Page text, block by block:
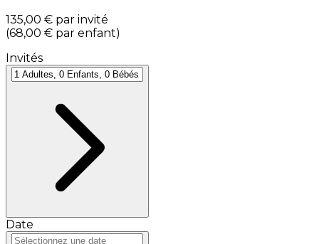
135,00 € par invité
(68,00 € par enfant)
Invités
Date